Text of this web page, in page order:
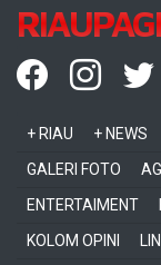
RIAUPAGI
+ RIAU + NEWS
GALERI FOTO
ENTERTAIMENT
KOLOM OPINI